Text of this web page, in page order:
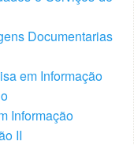
Documentarias
em Informação
Informação
II